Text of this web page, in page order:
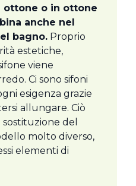
ottone o in ottone
anche nel
bagno. Proprio
estetiche,
viene
Ci sono sifoni
esigenza grazie
allungare. Ciò
del
molto diverso,
elementi di